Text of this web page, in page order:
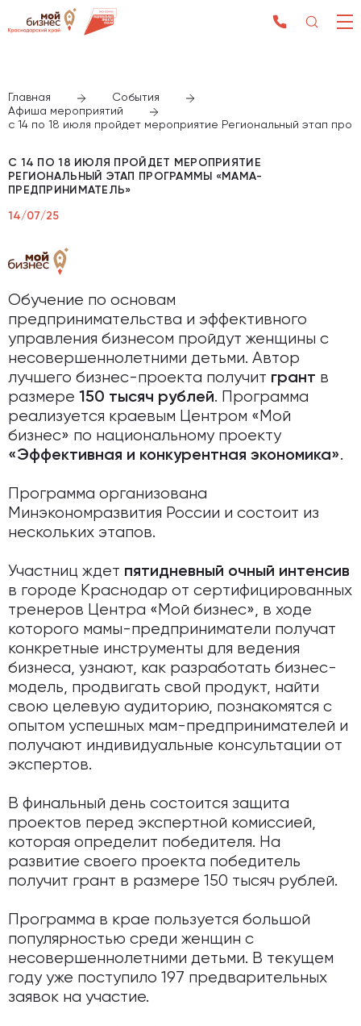
Главная
События
Афиша мероприятий
с 14 по 18 июля пройдет мероприятие Региональный этап
С 14 ПО 18 ИЮЛЯ ПРОЙДЕТ МЕРОПРИЯТИЕ
РЕГИОНАЛЬНЫЙ ЭТАП ПРОГРАММЫ «МАМА-
ПРЕДПРИНИМАТЕЛЬ»
14/07/25
Обучение по основам
предпринимательства и эффективного
управления бизнесом пройдут женщины с
несовершеннолетними детьми. Автор
лучшего бизнес-проекта получит грант в
размере 150 тысяч рублей. Программа
реализуется краевым Центром «Мой
бизнес» по национальному проекту
«Эффективная и конкурентная экономика».
Программа организована
Минэкономразвития России и состоит из
нескольких этапов.
Участниц ждет пятидневный очный интенсив
в городе Краснодар от сертифицированных
тренеров Центра «Мой бизнес», в ходе
которого мамы-предприниматели получат
конкретные инструменты для ведения
бизнеса, узнают, как разработать бизнес-
модель, продвигать свой продукт, найти
свою целевую аудиторию, познакомятся с
опытом успешных мам-предпринимателей и
получают индивидуальные консультации от
экспертов.
В финальный день состоится защита
проектов перед экспертной комиссией,
которая определит победителя. На
развитие своего проекта победитель
получит грант в размере 150 тысяч рублей.
Программа в крае пользуется большой
популярностью среди женщин с
несовершеннолетними детьми. В текущем
году уже поступило 197 предварительных
заявок на участие.